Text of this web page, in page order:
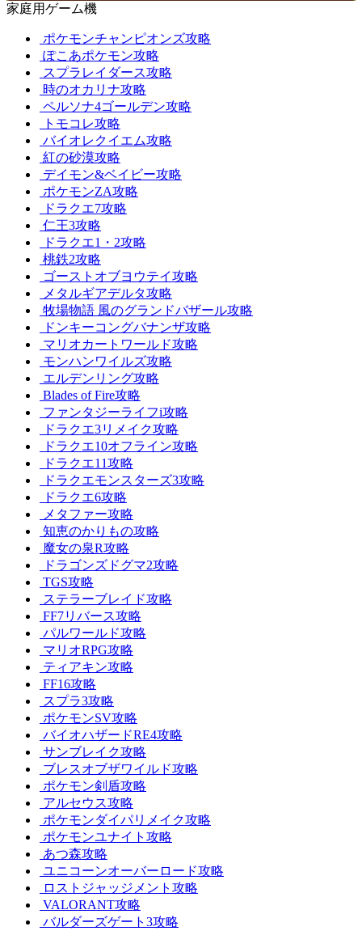
家庭用ゲーム機
ポケモンチャンピオンズ攻略
ぽこあポケモン攻略
スプラレイダース攻略
時のオカリナ攻略
ペルソナ4ゴールデン攻略
トモコレ攻略
バイオレクイエム攻略
紅の砂漠攻略
デイモン&ベイビー攻略
ポケモンZA攻略
ドラクエ7攻略
仁王3攻略
ドラクエ1・2攻略
桃鉄2攻略
ゴーストオブヨウテイ攻略
メタルギアデルタ攻略
牧場物語 風のグランドバザール攻略
ドンキーコングバナンザ攻略
マリオカートワールド攻略
モンハンワイルズ攻略
エルデンリング攻略
Blades of Fire攻略
ファンタジーライフi攻略
ドラクエ3リメイク攻略
ドラクエ10オフライン攻略
ドラクエ11攻略
ドラクエモンスターズ3攻略
ドラクエ6攻略
メタファー攻略
知恵のかりもの攻略
魔女の泉R攻略
ドラゴンズドグマ2攻略
TGS攻略
ステラーブレイド攻略
FF7リバース攻略
パルワールド攻略
マリオRPG攻略
ティアキン攻略
FF16攻略
スプラ3攻略
ポケモンSV攻略
バイオハザードRE4攻略
サンブレイク攻略
ブレスオブザワイルド攻略
ポケモン剣盾攻略
アルセウス攻略
ポケモンダイパリメイク攻略
ポケモンユナイト攻略
あつ森攻略
ユニコーンオーバーロード攻略
ロストジャッジメント攻略
VALORANT攻略
バルダーズゲート3攻略